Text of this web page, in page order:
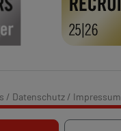
/ Datenschutz / Impressum